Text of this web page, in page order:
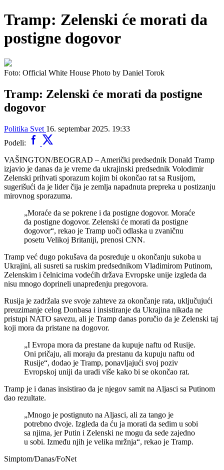
Tramp: Zelenski će morati da
postigne dogovor
Foto: Official White House Photo by Daniel Torok
Tramp: Zelenski će morati da postigne
dogovor
Politika Svet 16. septembar 2025. 19:33
Podeli:
VAŠINGTON/BEOGRAD – Američki predsednik Donald Tramp
izjavio je danas da je vreme da ukrajinski predsednik Volodimir
Zelenski prihvati sporazum kojim bi okončao rat sa Rusijom,
sugerišući da je lider čija je zemlja napadnuta prepreka u postizanju
mirovnog sporazuma.
„Moraće da se pokrene i da postigne dogovor. Moraće
da postigne dogovor. Zelenski će morati da postigne
dogovor“, rekao je Tramp uoči odlaska u zvaničnu
posetu Velikoj Britaniji, prenosi CNN.
Tramp već dugo pokušava da posreduje u okončanju sukoba u
Ukrajini, ali susreti sa ruskim predsednikom Vladimirom Putinom,
Zelenskim i čelnicima vodećih država Evropske unije izgleda da
nisu mnogo doprineli unapređenju pregovora.
Rusija je zadržala sve svoje zahteve za okončanje rata, uključujući
preuzimanje celog Donbasa i insistiranje da Ukrajina nikada ne
pristupi NATO savezu, ali je Tramp danas poručio da je Zelenski taj
koji mora da pristane na dogovor.
„I Evropa mora da prestane da kupuje naftu od Rusije.
Oni pričaju, ali moraju da prestanu da kupuju naftu od
Rusije“, dodao je Tramp, ponavljajući svoj poziv
Evropskoj uniji da uradi više kako bi se okončao rat.
Tramp je i danas insistirao da je njegov samit na Aljasci sa Putinom
dao rezultate.
„Mnogo je postignuto na Aljasci, ali za tango je
potrebno dvoje. Izgleda da ću ja morati da sedim u sobi
sa njima, jer Putin i Zelenski ne mogu da sede zajedno
u sobi. Između njih je velika mržnja“, rekao je Tramp.
Simptom/Danas/FoNet